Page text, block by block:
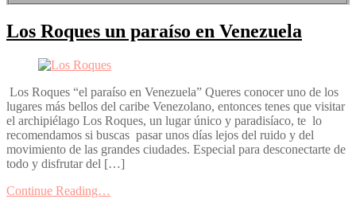
Los Roques un paraíso en Venezuela
Los Roques “el paraíso en Venezuela” Queres conocer uno de los
lugares más bellos del caribe Venezolano, entonces tenes que visitar
el archipiélago Los Roques, un lugar único y paradisíaco, te lo
recomendamos si buscas pasar unos días lejos del ruido y del
movimiento de las grandes ciudades. Especial para desconectarte de
todo y disfrutar del […]
Continue Reading…